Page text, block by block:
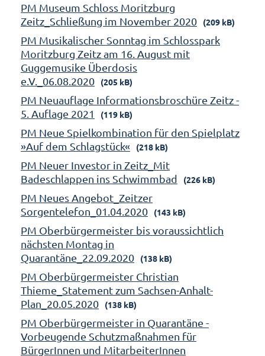
PM Museum Schloss Moritzburg
Zeitz_Schließung im November 2020
(209 kB)
PM Musikalischer Sonntag im Schlosspark
Moritzburg Zeitz am 16. August mit
Guggemusike Überdosis
e.V._06.08.2020
(205 kB)
PM Neuauflage Informationsbroschüre Zeitz -
5. Auflage 2021
(119 kB)
PM Neue Spielkombination für den Spielplatz
»Auf dem Schlagstück«
(218 kB)
PM Neuer Investor in Zeitz_Mit
Badeschlappen ins Schwimmbad
(226 kB)
PM Neues Angebot_Zeitzer
Sorgentelefon_01.04.2020
(143 kB)
PM Oberbürgermeister bis voraussichtlich
nächsten Montag in
Quarantäne_22.09.2020
(138 kB)
PM Oberbürgermeister Christian
Thieme_Statement zum Sachsen-Anhalt-
Plan_20.05.2020
(138 kB)
PM Oberbürgermeister in Quarantäne -
Vorbeugende Schutzmaßnahmen für
BürgerInnen und MitarbeiterInnen